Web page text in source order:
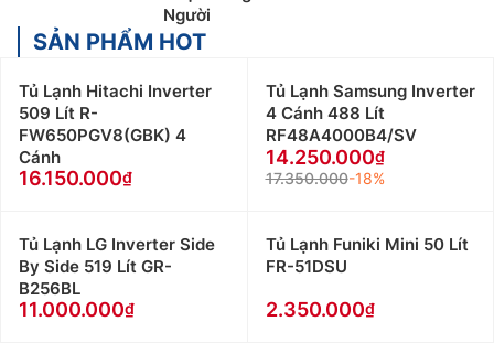
Người
SẢN PHẨM HOT
Tủ Lạnh Hitachi Inverter
509 Lít R-
FW650PGV8(GBK) 4
Cánh
16.150.000
Tủ Lạnh Samsung Inverter
4 Cánh 488 Lít
RF48A4000B4/SV
14.250.000
17.350.000-18%
Tủ Lạnh LG Inverter Side
By Side 519 Lít GR-
B256BL
11.000.000
Tủ Lạnh Funiki Mini 50 Lít
FR-51DSU
2.350.000